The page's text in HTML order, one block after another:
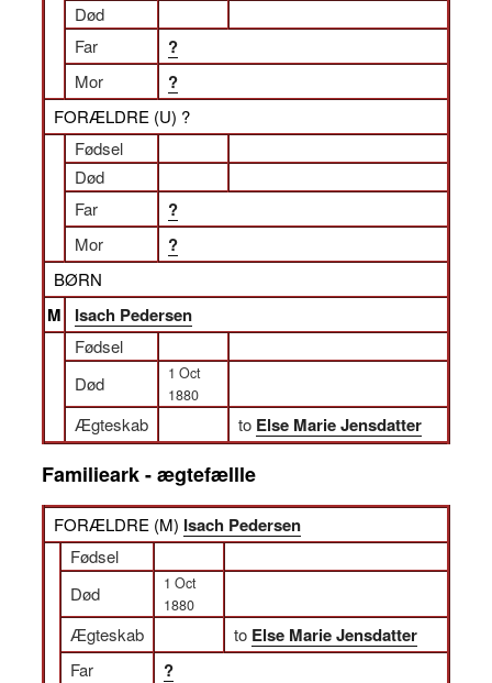
Død
Far
?
Mor ?
FORÆLDRE (U) ?
Fødsel
Død
Far
?
Mor ?
BØRN
M Isach Pedersen
Fødsel
Død
1 Oct
1880
Ægteskab to Else Marie Jensdatter
Familieark - ægtefællle
FORÆLDRE (M) Isach Pedersen
Fødsel
Død
1 Oct
1880
Ægteskab to Else Marie Jensdatter
Far ?